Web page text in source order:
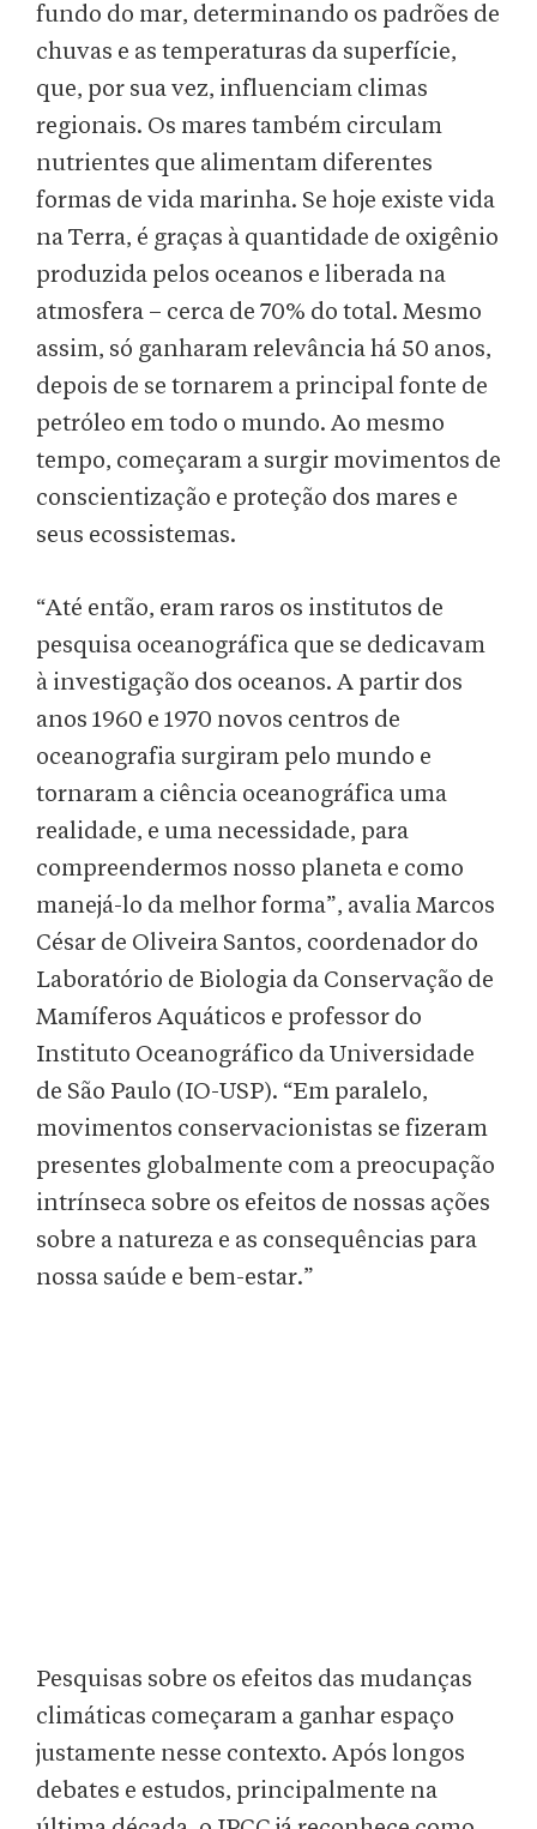
fundo do mar, determinando os padrões de
chuvas e as temperaturas da superfície,
que, por sua vez, influenciam climas
regionais. Os mares também circulam
nutrientes que alimentam diferentes
formas de vida marinha. Se hoje existe vida
na Terra, é graças à quantidade de oxigênio
produzida pelos oceanos e liberada na
atmosfera – cerca de 70% do total. Mesmo
assim, só ganharam relevância há 50 anos,
depois de se tornarem a principal fonte de
petróleo em todo o mundo. Ao mesmo
tempo, começaram a surgir movimentos de
conscientização e proteção dos mares e
seus ecossistemas.
“Até então, eram raros os institutos de
pesquisa oceanográfica que se dedicavam
à investigação dos oceanos. A partir dos
anos 1960 e 1970 novos centros de
oceanografia surgiram pelo mundo e
tornaram a ciência oceanográfica uma
realidade, e uma necessidade, para
compreendermos nosso planeta e como
manejá-lo da melhor forma”, avalia Marcos
César de Oliveira Santos, coordenador do
Laboratório de Biologia da Conservação de
Mamíferos Aquáticos e professor do
Instituto Oceanográfico da Universidade
de São Paulo (IO-USP). “Em paralelo,
movimentos conservacionistas se fizeram
presentes globalmente com a preocupação
intrínseca sobre os efeitos de nossas ações
sobre a natureza e as consequências para
nossa saúde e bem-estar.”
Pesquisas sobre os efeitos das mudanças
climáticas começaram a ganhar espaço
justamente nesse contexto. Após longos
debates e estudos, principalmente na